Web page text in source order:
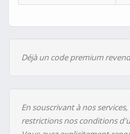
Déjà un code premium
En souscrivant à nos
restrictions nos conditions